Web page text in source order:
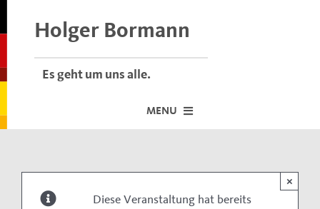
Holger Bormann
Es geht um uns alle.
MENU
Diese Veranstaltung hat bereits
×